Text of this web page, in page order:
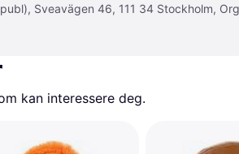
Sveavägen 46, 111 34 Stockholm,
kan interessere deg.